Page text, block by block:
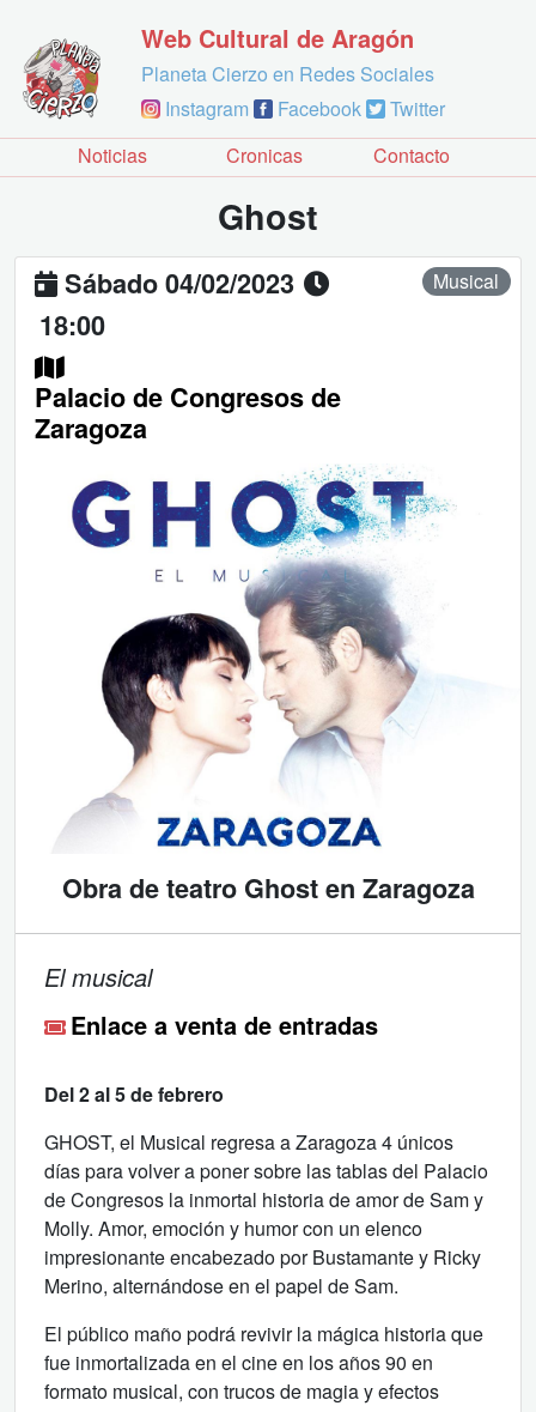
Web Cultural de Aragón
Planeta Cierzo en Redes Sociales
Instagram
Facebook
Twitter
Noticias
Cronicas Contacto
Ghost
Sábado 04/02/2023
18:00
Palacio de Congresos de
Zaragoza
Musical
Obra de teatro Ghost en Zaragoza
El musical
Enlace a venta de entradas
Del 2 al 5 de febrero
GHOST, el Musical regresa a Zaragoza 4 únicos
días para volver a poner sobre las tablas del Palacio
de Congresos la inmortal historia de amor de Sam y
Molly. Amor, emoción y humor con un elenco
impresionante encabezado por Bustamante y Ricky
Merino, alternándose en el papel de Sam.
El público maño podrá revivir la mágica historia que
fue inmortalizada en el cine en los años 90 en
formato musical, con trucos de magia y efectos